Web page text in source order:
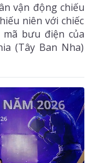
vận động chiếu
niên với chiếc
bưu điện của
(Tây Ban Nha)